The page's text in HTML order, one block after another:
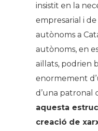
insistit en la
empresarial i
autònoms a
autònoms, en
aïllats, podrien
enormement
d’una patronal
aquesta
creació de